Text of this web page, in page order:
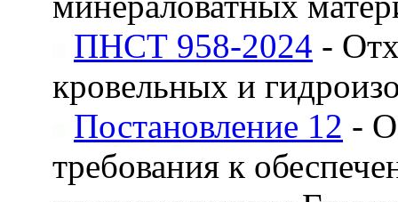
ПНСТ 958-2024 -
кровельных и
Постановление 12 - О
требования к